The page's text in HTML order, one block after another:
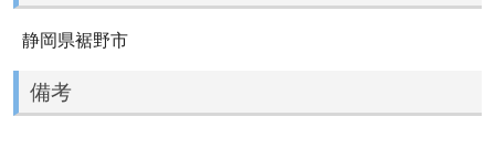
静岡県裾野市
備考